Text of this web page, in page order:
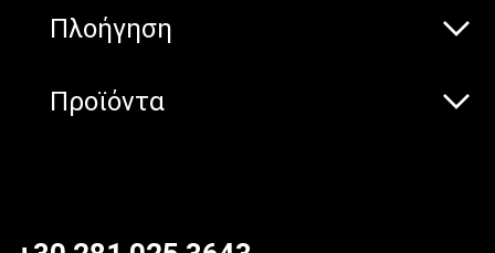
Πλοήγηση
Προϊόντα